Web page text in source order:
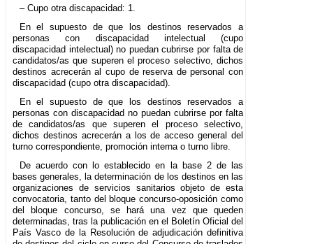
– Cupo otra discapacidad: 1.
En el supuesto de que los destinos reservados a
personas con discapacidad intelectual (cupo
discapacidad intelectual) no puedan cubrirse por falta de
candidatos/as que superen el proceso selectivo, dichos
destinos acrecerán al cupo de reserva de personal con
discapacidad (cupo otra discapacidad).
En el supuesto de que los destinos reservados a
personas con discapacidad no puedan cubrirse por falta
de candidatos/as que superen el proceso selectivo,
dichos destinos acrecerán a los de acceso general del
turno correspondiente, promoción interna o turno libre.
De acuerdo con lo establecido en la base 2 de las
bases generales, la determinación de los destinos en las
organizaciones de servicios sanitarios objeto de esta
convocatoria, tanto del bloque concurso-oposición como
del bloque concurso, se hará una vez que queden
determinadas, tras la publicación en el Boletín Oficial del
País Vasco de la Resolución de adjudicación definitiva